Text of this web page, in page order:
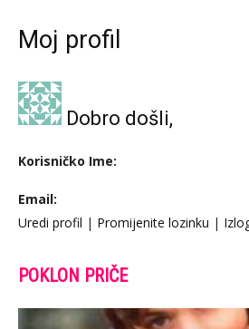
Moj profil
Dobro došli,
Korisničko Ime:
Email:
Uredi profil | Promijenite lozinku |
POKLON PRIČE